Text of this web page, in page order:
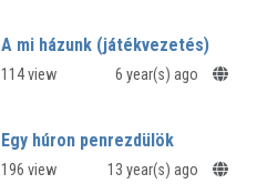
A mi házunk (játékvezetés)
114 view 6 year(s) ago
Egy húron penrezdülök
196 view 13 year(s) ago